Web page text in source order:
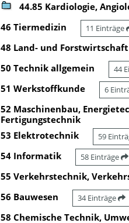
44.85 Kardiologie,
46 Tiermedizin 11 Einträge
48 Land- und Forstwirtschaft
50 Technik allgemein 44
51 Werkstoffkunde 6
52 Maschinenbau,
Fertigungstechnik
53 Elektrotechnik 59
54 Informatik 58 Einträge
55 Verkehrstechnik,
56 Bauwesen 34 Einträge
58 Chemische Technik,